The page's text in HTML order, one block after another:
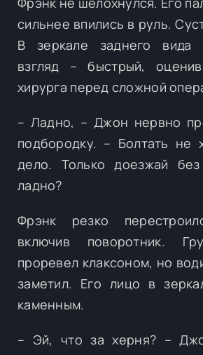
сильнее впились в руль.
В зеркале заднего вида
взгляд – быстрый,
хирурга перед сложной
– Ладно, – Джон нервно
подбородку. – Болтать не
дело. Только доезжай без
ладно?
Фрэнк резко
включив поворотник.
проревел клаксоном, но
заметил. Его лицо в
каменным.
– Эй, что за херня? –